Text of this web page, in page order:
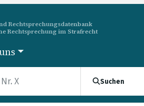
Rechtsprechungsdatenbank
Rechtsprechung im Strafrecht
Suchen